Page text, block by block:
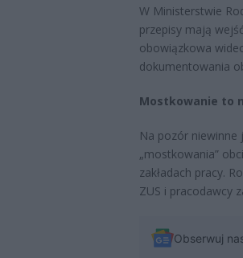
W Ministerstwie
przepisy mają
obowiązkowa
dokumentowania
Mostkowanie to
Na pozór
„mostkowania”
zakładach pracy.
ZUS i pracodawcy
Obserwuj